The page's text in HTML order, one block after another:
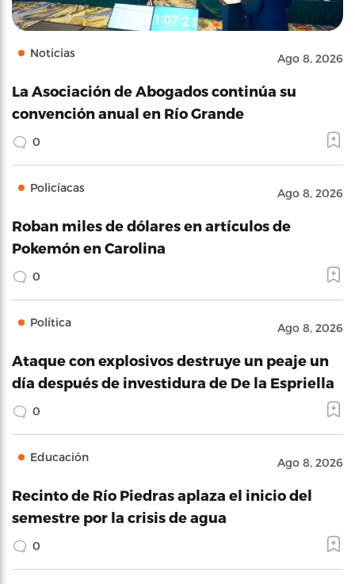
Noticias Ago 8, 2026
La Asociación de Abogados continúa su
convención anual en Río Grande
0
Policíacas Ago 8, 2026
Roban miles de dólares en artículos de
Pokemón en Carolina
0
Política Ago 8, 2026
Ataque con explosivos destruye un peaje un
día después de investidura de De la Espriella
0
Educación Ago 8, 2026
Recinto de Río Piedras aplaza el inicio del
semestre por la crisis de agua
0